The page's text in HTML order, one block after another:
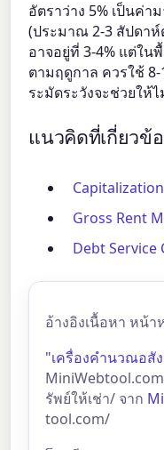
อัตราว่าง 5% เป็นค่
(ประมาณ 2-3 สัปดา
อาจอยู่ที่ 3-4% แต่ใน
ตามฤดูกาล ควรใช้ 8-
ระมัดระวังจะช่วยให้
แนวคิดที่เกี่ยวข้
Gross Rent
Debt
อ้างอิงเนื้อหา หน้า
"เครื่องคำนวณอสั
รัพย์ให้เช่า/ จาก
tool.com/